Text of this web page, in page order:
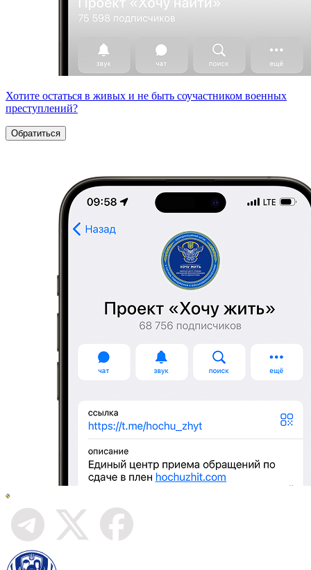
Хотите остаться в живых и не быть соучастником военных
преступлений?
Обратиться